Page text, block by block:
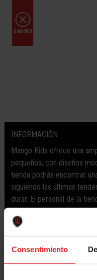
Consentimiento
INFORMACIÓN
Mango Kids ofrece una
pequeños, con diseños
tienda podrás encontrar
siguiendo las últimas
durar. El personal de la
durante tu visita.
niños en Mango Kids